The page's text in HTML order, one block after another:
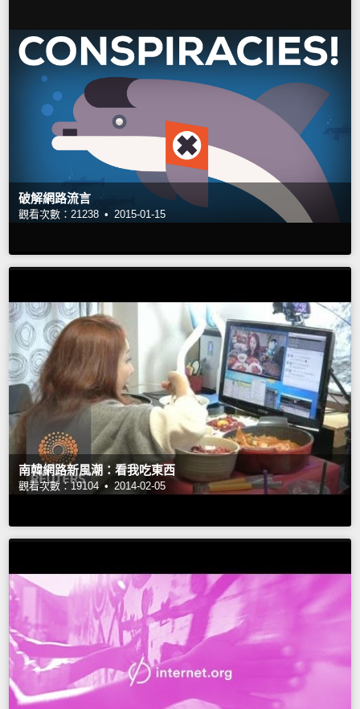
破解網路流言
觀看次數：21238 • 2015-01-15
南韓網路新風潮：看我吃東西
觀看次數：19104 • 2014-02-05